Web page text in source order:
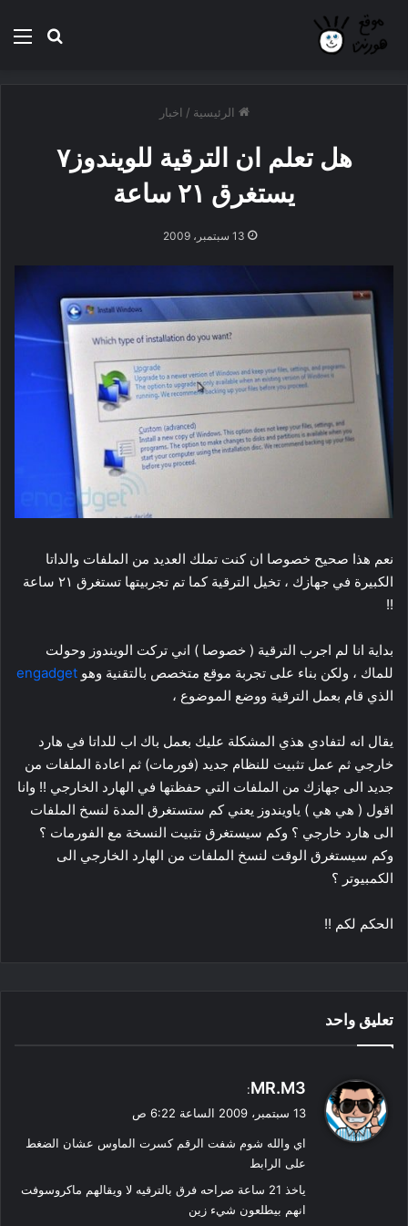
بحث
الرئيسية / اخبار
هل تعلم ان الترقية للويندوز٧
يستغرق ٢١ ساعة
13 سبتمبر، 2009
نعم هذا صحيح خصوصا ان كنت تملك العديد من الملفات والداتا
الكبيرة في جهازك ، تخيل الترقية كما تم تجربيتها تستغرق ٢١ ساعة
!!
بداية انا لم اجرب الترقية ( خصوصا ) اني تركت الويندوز وحولت
للماك ، ولكن بناء على تجربة موقع متخصص بالتقنية وهو engadget
الذي قام بعمل الترقية ووضع الموضوع ،
يقال انه لتفادي هذي المشكلة عليك بعمل باك اب للداتا في هارد
خارجي ثم عمل تثبيت للنظام جديد (فورمات) ثم اعادة الملفات من
جديد الى جهازك من الملفات التي حفظتها في الهارد الخارجي !! وانا
اقول ( هي هي ) ياويندوز يعني كم ستستغرق المدة لنسخ الملفات
الى هارد خارجي ؟ وكم سيستغرق تثبيت النسخة مع الفورمات ؟
وكم سيستغرق الوقت لنسخ الملفات من الهارد الخارجي الى
الكمبيوتر ؟
الحكم لكم !!
تعليق واحد
ي
ل
MR.M3
:
13 سبتمبر، 2009 الساعة 6:22 ص
اي والله شوم شفت الرقم كسرت الماوس عشان الضغط
على الرابط
ياخذ 21 ساعة صراحه فرق بالترقيه لا ويقالهم ماكروسوفت
انهم بيطلعون شيء زين